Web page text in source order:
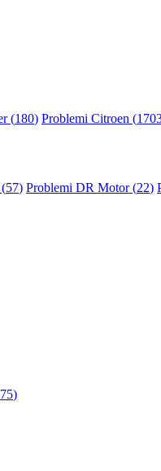
(180) Problemi Citroen (
57) Problemi DR Motor (22)
)